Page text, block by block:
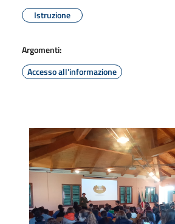
Istruzione
Argomenti:
Accesso all'informazione